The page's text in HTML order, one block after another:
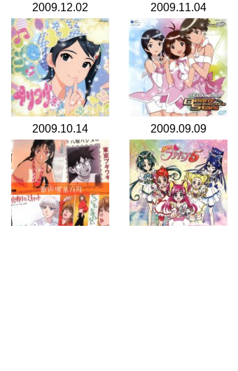
2009.12.02 2009.11.04
2009.10.14 2009.09.09